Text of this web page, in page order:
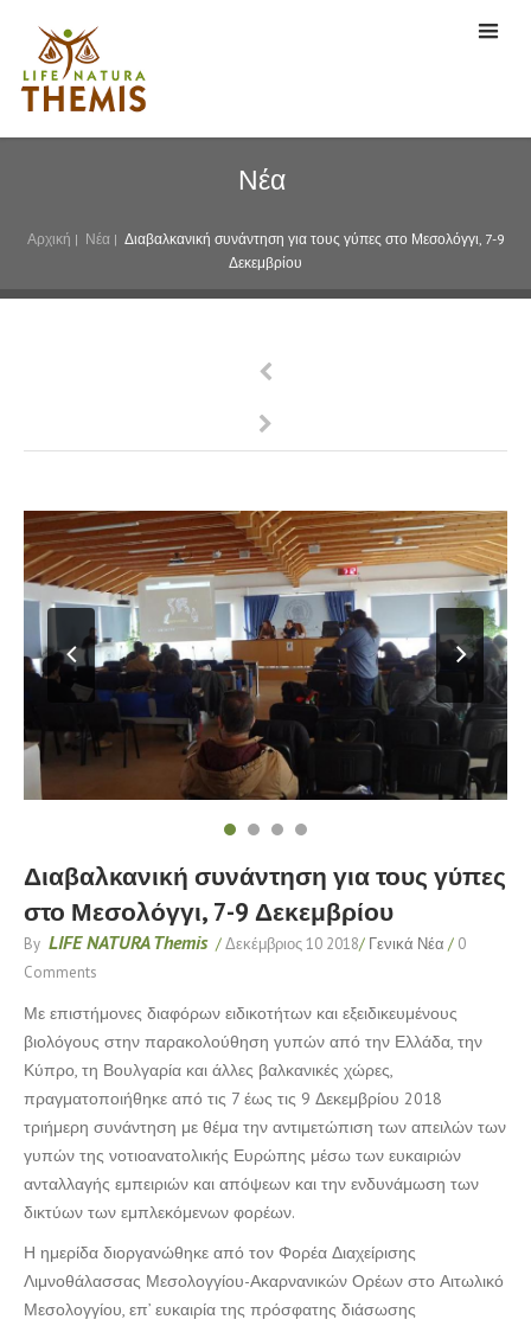
Νέα
Αρχική | Νέα | Διαβαλκανική συνάντηση για τους γύπες στο Μεσολόγγι, 7-9
Δεκεμβρίου
Διαβαλκανική συνάντηση για τους γύπες
στο Μεσολόγγι, 7-9 Δεκεμβρίου
By LIFE NATURA Themis /Δεκέμβριος 10 2018/ Γενικά Νέα / 0
Comments
Με επιστήμονες διαφόρων ειδικοτήτων και εξειδικευμένους
βιολόγους στην παρακολούθηση γυπών από την Ελλάδα, την
Κύπρο, τη Βουλγαρία και άλλες βαλκανικές χώρες,
πραγματοποιήθηκε από τις 7 έως τις 9 Δεκεμβρίου 2018
τριήμερη συνάντηση με θέμα την αντιμετώπιση των απειλών των
γυπών της νοτιοανατολικής Ευρώπης μέσω των ευκαιριών
ανταλλαγής εμπειριών και απόψεων και την ενδυνάμωση των
δικτύων των εμπλεκόμενων φορέων.
Η ημερίδα διοργανώθηκε από τον Φορέα Διαχείρισης
Λιμνοθάλασσας Μεσολογγίου-Ακαρνανικών Ορέων στο Αιτωλικό
Μεσολογγίου, επ’ ευκαιρία της πρόσφατης διάσωσης